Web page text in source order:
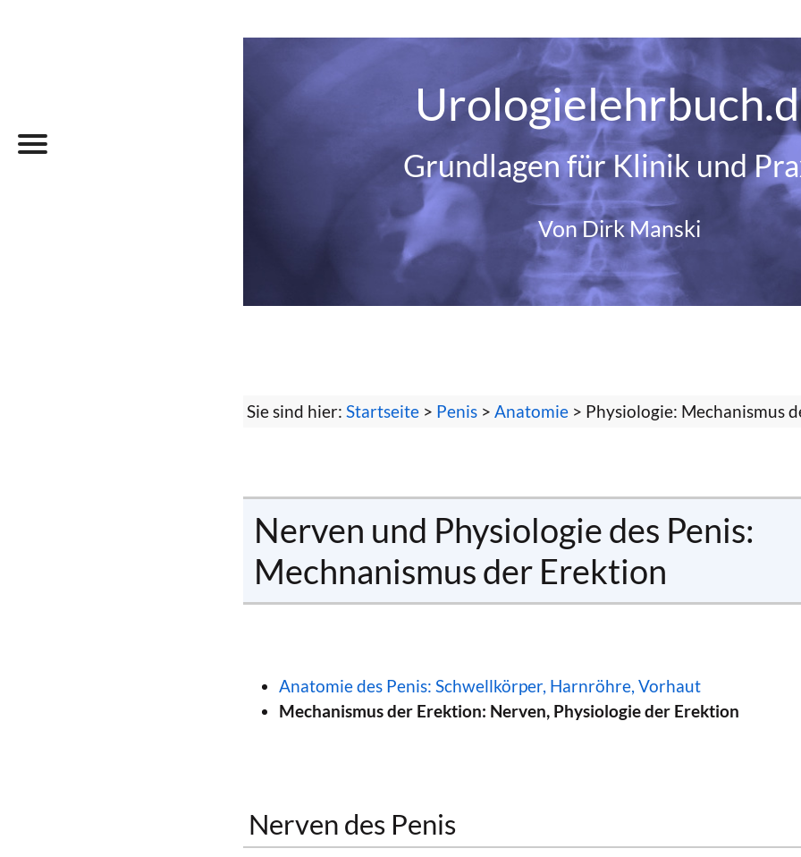
Grundlagen für Klinik und
Von Dirk Manski
Sie sind hier: Startseite > Penis > Anatomie > Physiologie: Mechanismus
Nerven und Physiologie des Penis:
Mechnanismus der Erektion
Anatomie des Penis: Schwellkörper, Harnröhre, Vorhaut
Mechanismus der Erektion: Nerven, Physiologie der Erektion
Nerven des Penis